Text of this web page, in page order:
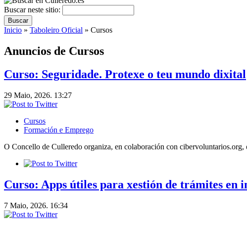
Buscar neste sitio:
Inicio » Taboleiro Oficial » Cursos
Anuncios de Cursos
Curso: Seguridade. Protexe o teu mundo dixital
29 Maio, 2026. 13:27
Cursos
Formación e Emprego
O Concello de Culleredo organiza, en colaboración con
Curso: Apps útiles para xestión de trámites en
7 Maio, 2026. 16:34